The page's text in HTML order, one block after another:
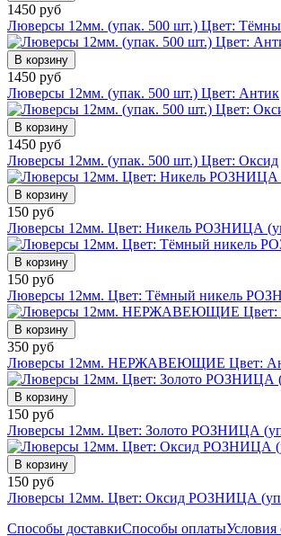
1450 руб
Люверсы 12мм. (упак. 500 шт.) Цвет:
В корзину
1450 руб
Люверсы 12мм. (упак. 500 шт.) Цвет: Антик
В корзину
1450 руб
Люверсы 12мм. (упак. 500 шт.) Цвет: Оксид
В корзину
150 руб
Люверсы 12мм. Цвет: Никель РОЗНИЦА
В корзину
150 руб
Люверсы 12мм. Цвет: Тёмный никель
В корзину
350 руб
Люверсы 12мм. НЕРЖАВЕЮЩИЕ Цвет:
В корзину
150 руб
Люверсы 12мм. Цвет: Золото РОЗНИЦА
В корзину
150 руб
Люверсы 12мм. Цвет: Оксид РОЗНИЦА
Способы доставкиСпособы оплатыУсловия